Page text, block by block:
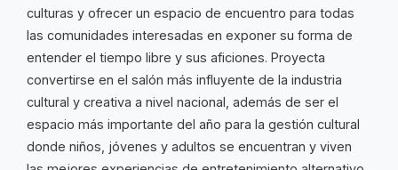
culturas y ofrecer un espacio de encuentro para todas
las comunidades interesadas en exponer su forma de
entender el tiempo libre y sus aficiones. Proyecta
convertirse en el salón más influyente de la industria
cultural y creativa a nivel nacional, además de ser el
espacio más importante del año para la gestión cultural
donde niños, jóvenes y adultos se encuentran y viven